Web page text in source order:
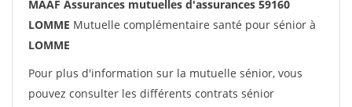
MAAF Assurances mutuelles d'assurances 59160
LOMME Mutuelle complémentaire santé pour sénior à
LOMME
Pour plus d'information sur la mutuelle sénior, vous
pouvez consulter les différents contrats sénior